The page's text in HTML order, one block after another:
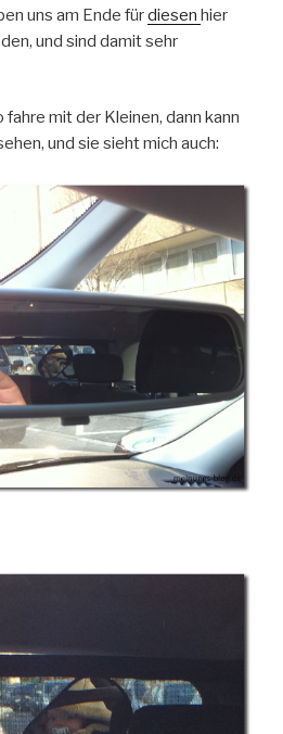
uns am Ende fürdiesen hier
und sind damit sehr
mit der Kleinen, dann kann
und sie sieht mich auch: